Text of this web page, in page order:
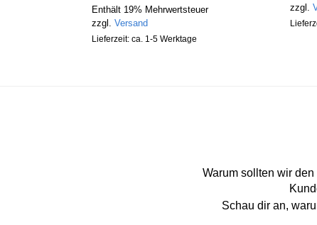
Enthält 19% Mehrwertsteuer
zzgl. Versand
Lieferzeit: ca. 1-5 Werktage
zzgl.
Warum sollten wir
Schau dir an,